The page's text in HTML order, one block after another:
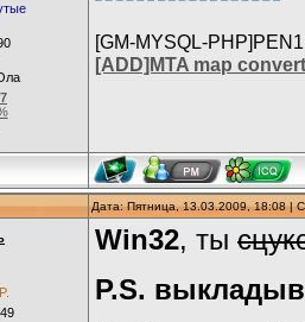
[GM-MYSQL-
[ADD]MTA map
Дата: Пятница, 13.03.2009, 18:08 |
Win32, ты
P.S.